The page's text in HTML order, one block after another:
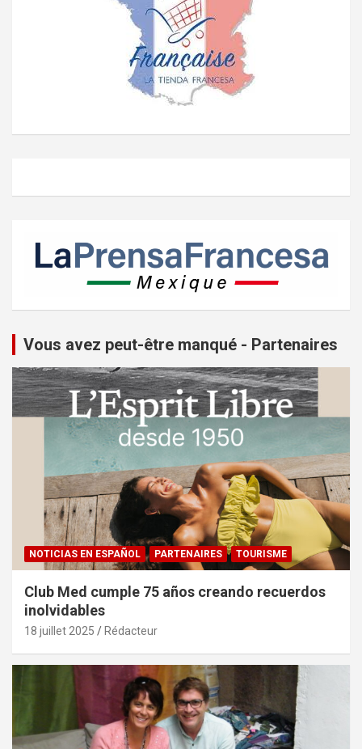
Vous avez peut-être manqué - Partenaires
NOTICIAS EN ESPAÑOL PARTENAIRES TOURISME
Club Med cumple 75 años creando recuerdos
inolvidables
18 juillet 2025 Rédacteur